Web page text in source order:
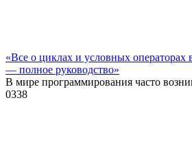
«Все о циклах и условных операторах
— полное руководство»
В мире программирования часто
0338